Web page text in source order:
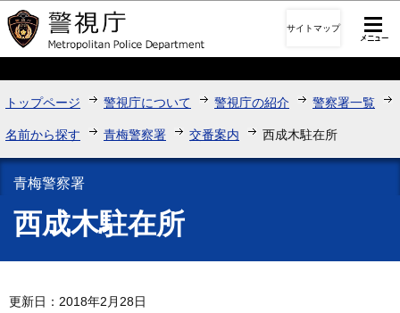
このページの本文へ移動
サイトマップ
トップページ 警視庁について 警視庁の紹介 警察署一覧
名前から探す 青梅警察署 交番案内 西成木駐在所
青梅警察署
西成木駐在所
更新日：2018年2月28日